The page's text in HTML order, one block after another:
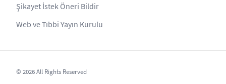
Şikayet İstek Öneri Bildir
Web ve Tıbbi Yayın Kurulu
© 2026 All Rights Reserved